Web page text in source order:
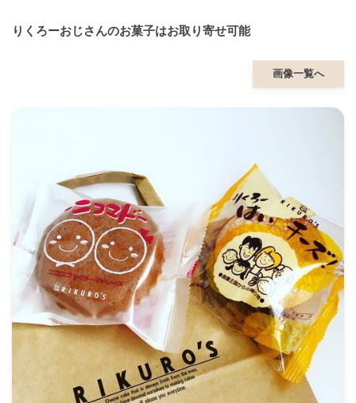
りくろーおじさんのお菓子はお取り寄せ可能
画像一覧へ